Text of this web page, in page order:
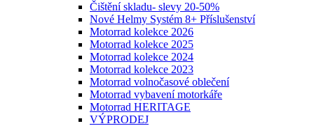
Čištění skladu- slevy 20-50%
Nové Helmy Systém 8+ Příslušenství
Motorrad kolekce 2026
Motorrad kolekce 2025
Motorrad kolekce 2024
Motorrad kolekce 2023
Motorrad volnočasové oblečení
Motorrad vybavení motorkáře
Motorrad HERITAGE
VÝPRODEJ